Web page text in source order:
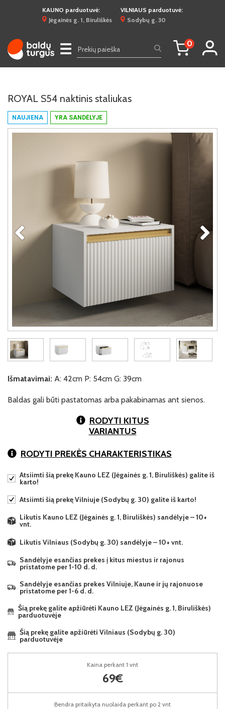
KAUNO parduotuvė:
Jėgainės g. 1, Biruliškės
VILNIAUS parduotuvė:
Sodybų g. 30
☰ 0
NAUJIENA YRA SANDĖLYJE
ROYAL S54 naktinis staliukas
Išmatavimai: A: 42cm P: 54cm G: 39cm
Baldas gali būti pastatomas arba pakabinamas ant sienos.
RODYTI KITUS
VARIANTUS
RODYTI PREKĖS CHARAKTERISTIKAS
Atsiimti šią prekę Kauno LEZ (Jėgainės g. 1, Biruliškės) galite iš
karto!
Atsiimti šią prekę Vilniuje (Sodybų g. 30) galite iš karto!
Likutis Kauno LEZ (Jėgainės g. 1, Biruliškės) sandėlyje – 10+
vnt.
Likutis Vilniaus (Sodybų g. 30) sandėlyje – 10+ vnt.
Sandėlyje esančias prekes į kitus miestus ir rajonus
pristatome per 1-10 d. d.
Sandėlyje esančias prekes Vilniuje, Kaune ir jų rajonuose
pristatome per 1-6 d. d.
Šią prekę galite apžiūrėti Kauno LEZ (Jėgainės g. 1, Biruliškės)
parduotuvėje
Šią prekę galite apžiūrėti Vilniaus (Sodybų g. 30)
parduotuvėje
Kaina perkant 1 vnt
69€
Bendra pritaikyta nuolaida perkant po 2 vnt